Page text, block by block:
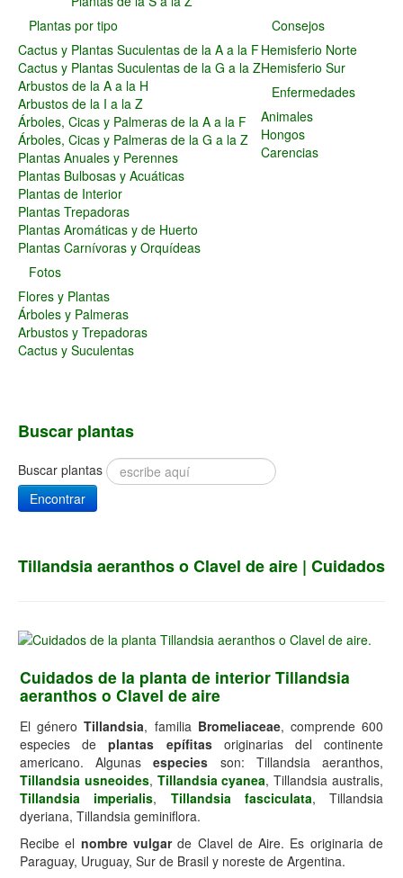
Consejos
Hemisferio Norte
Hemisferio Sur
Enfermedades
Animales
Hongos
Carencias
Fotos
Flores y Plantas
Árboles y Palmeras
Arbustos y Trepadoras
Plantas por tipo
Cactus y Plantas Suculentas de la A a la F
Cactus y Plantas Suculentas de la G a la Z
Arbustos de la A a la H
Arbustos de la I a la Z
Árboles, Cicas y Palmeras de la A a la F
Árboles, Cicas y Palmeras de la G a la Z
Plantas Anuales y Perennes
Plantas Bulbosas y Acuáticas
Plantas de Interior
Plantas Trepadoras
Plantas Aromáticas y de Huerto
Plantas Carnívoras y Orquídeas
Consejos
Hemisferio Norte
Hemisferio Sur
Enfermedades
Animales
Hongos
Carencias
Fotos
Flores y Plantas
Árboles y Palmeras
Arbustos y Trepadoras
Cactus y Suculentas
Buscar plantas
Buscar plantas
Encontrar
Tillandsia aeranthos o Clavel de aire | Cuidados
Cuidados de la planta de interior Tillandsia
aeranthos o Clavel de aire
El géneroTillandsia, familia Bromeliaceae, comprende 600
especies deplantas epífitasoriginarias del continente
americano. Algunasespecies son: Tillandsia aeranthos,
Tillandsia usneoides, Tillandsia cyanea, Tillandsia australis,
Tillandsia imperialis, Tillandsia fasciculata, Tillandsia
dyeriana, Tillandsia geminiflora.
Recibe el nombre vulgarde Clavel de Aire. Es originaria de
Paraguay, Uruguay, Sur de Brasil y noreste de Argentina.